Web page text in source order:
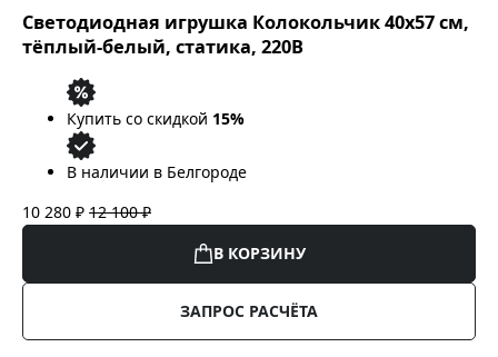
Светодиодная игрушка Колокольчик 40x57 см,
тёплый-белый, статика, 220В
Купить со скидкой 15%
В наличии в Белгороде
10 280 ₽ 12 100 ₽
В КОРЗИНУ
ЗАПРОС РАСЧЁТА